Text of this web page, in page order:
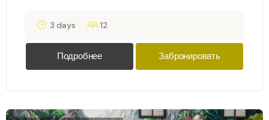
3 days 12
Подробнее Забронировать